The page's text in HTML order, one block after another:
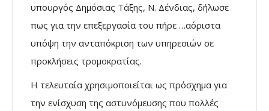
υπουργός Δημόσιας Τάξης, Ν. Δένδιας, δήλωσε
πως για την επεξεργασία του πήρε …αόριστα
υπόψη την ανταπόκριση των υπηρεσιών σε
προκλήσεις τρομοκρατίας.
Η τελευταία χρησιμοποιείται ως πρόσχημα για
την ενίσχυση της αστυνόμευσης που πολλές